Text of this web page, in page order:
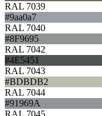
RAL 7039
#9aa0a7
RAL 7040
#8F9695
RAL 7042
#4E5451
RAL 7043
#BDBDB2
RAL 7044
#91969A
RAL 7045